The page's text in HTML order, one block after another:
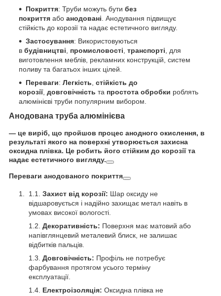
Покриття: Труби можуть бути без
покриття або анодовані . Анодування підвищує
стійкість до корозії та надає естетичного вигляду.
Застосування: Використовуються
в будівництві промисловості транспорті , для
виготовлення меблів, рекламних конструкцій, систем
поливу та багатьох інших цілей.
Переваги: Легкість стійкість до
корозії, довговічність та простота обробки роблять
алюмінієві труби популярним вибором.
Анодована труба алюмінієва
— це виріб, що пройшов процес анодного окислення, в
результаті якого на поверхні утворюється захисна
оксидна плівка. Це робить його стійким до корозії та
надає естетичного вигляду.
Переваги анодованого покриття
Захист від корозії: Шар оксиду не
відшаровується і надійно захищає метал навіть в
умовах високої вологості.
Декоративність: Поверхня має матовий або
напівглянцевий металевий блиск, не залишає
відбитків пальців.
Довговічність: Профіль не потребує
фарбування протягом усього терміну
експлуатації.
Електроізоляція: Оксидна плівка не